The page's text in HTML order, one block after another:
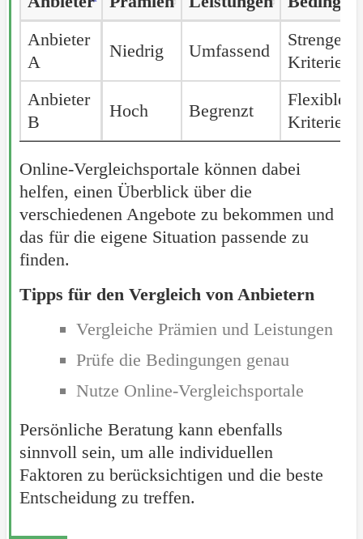
Anbieter
Anbieter
A
Niedrig Umfassend
Strenge
Kriterien
Anbieter
B
Hoch Begrenzt
Flexible
Kriterien
Anbieter
A
Anbieter
B
Online-Vergleichsportale können dabei
helfen, einen Überblick über die
verschiedenen Angebote zu bekommen und
das für die eigene Situation passende zu
finden.
Tipps für den Vergleich von Anbietern
Vergleiche Prämien und Leistungen
Prüfe die Bedingungen genau
Nutze Online-Vergleichsportale
Persönliche Beratung kann ebenfalls
sinnvoll sein, um alle individuellen
Faktoren zu berücksichtigen und die beste
Entscheidung zu treffen.